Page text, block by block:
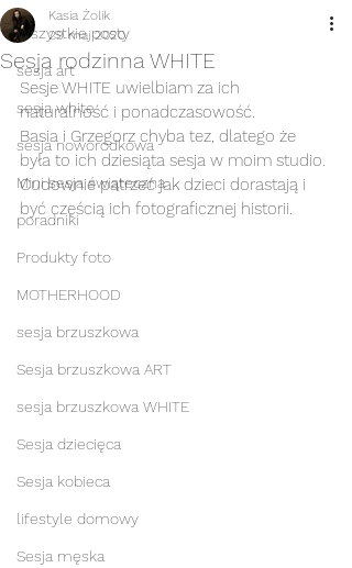
Wszystkie posty
sesja art
sesja white
sesja noworodkowa
Mini sesja świąteczna
poradniki
Produkty foto
MOTHERHOOD
sesja brzuszkowa
Sesja brzuszkowa ART
sesja brzuszkowa WHITE
Sesja dziecięca
Sesja kobieca
lifestyle domowy
Sesja męska
Sesja rodzinna WHITE
Kasia Żolik
29 maj 2020
Sesje WHITE uwielbiam za ich
naturalność i ponadczasowość.
Basia i Grzegorz chyba tez, dlatego że
była to ich dziesiąta sesja w moim studio.
Cudownie patrzeć jak dzieci dorastają i
być częścią ich fotograficznej historii.